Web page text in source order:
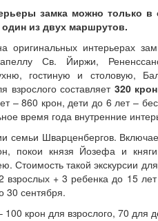
замка можно только в
из двух маршрутов.
оригинальных интерьерах
Св. Йиржи,
гостиную и столовую,
взрослого составляет 320 крон
– 860 крон, дети до 6 лет –
время года внутренние
семьи Шварценбергов.
покои князя Йозефа и
Стоимость такой экскурсии
+ 3 ребенка до 15
30 сентября.
крон для взрослого, 70 для